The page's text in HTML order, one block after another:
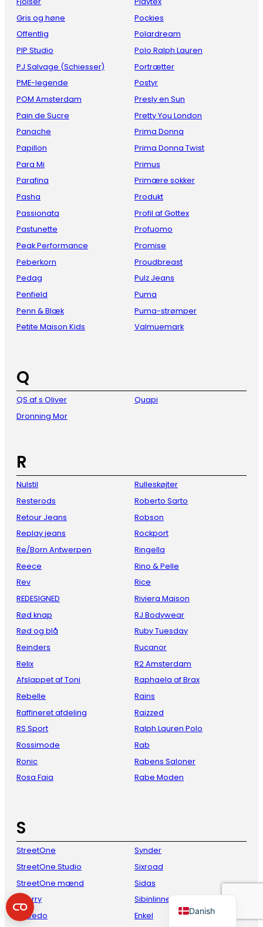
Gris og høne
Offentlig
PIP Studio
PJ Salvage (Schiesser)
PME-legende
POM Amsterdam
Pain de Sucre
Panache
Papillon
Para Mi
Parafina
Pasha
Passionata
Pastunette
Peak Performance
Peberkorn
Pedag
Penfield
Penn & Blæk
Petite Maison Kids
Pockies
Polardream
Polo Ralph Lauren
Portrætter
Postyr
Presly en Sun
Pretty You London
Prima Donna
Prima Donna Twist
Primus
Primære sokker
Produkt
Profil af Gottex
Profuomo
Promise
Proudbreast
Pulz Jeans
Puma
Puma-strømper
Valmuemark
Q
QS af s Oliver
Dronning Mor
Quapi
R
Nulstil
Resterods
Retour Jeans
Replay jeans
Re/Born Antwerpen
Reece
Rev
REDESIGNED
Rød knap
Rød og blå
Reinders
Relix
Afslappet af Toni
Rebelle
Raffineret afdeling
RS Sport
Rossimode
Ronic
Rosa Faia
Rulleskøjter
Roberto Sarto
Robson
Rockport
Ringella
Rino & Pelle
Rice
Riviera Maison
RJ Bodywear
Ruby Tuesday
Rucanor
R2 Amsterdam
Raphaela af Brax
Rains
Raizzed
Ralph Lauren Polo
Rab
Rabens Saloner
Rabe Moden
S
StreetOne
StreetOne Studio
StreetOne mænd
Sperry
Speedo
Synder
Sixroad
Sidas
Sibinlinnebjerg
Enkel
Danish